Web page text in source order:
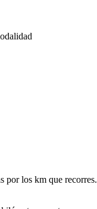
por los km que recorres.